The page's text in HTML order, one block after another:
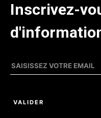
Inscrivez-